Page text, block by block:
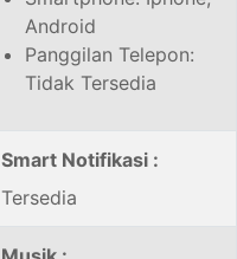
Android
Panggilan Telepon:
Tidak Tersedia
Smart Notifikasi :
Tersedia